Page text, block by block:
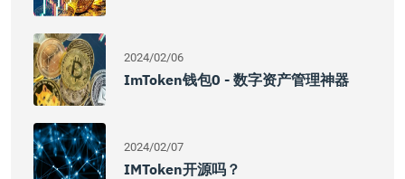
2024/02/06
ImToken钱包0 - 数字资产管理神器
2024/02/07
IMToken开源吗？